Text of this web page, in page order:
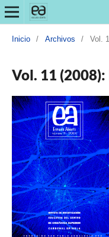
Inicio / Archivos / Vol.
Vol. 11